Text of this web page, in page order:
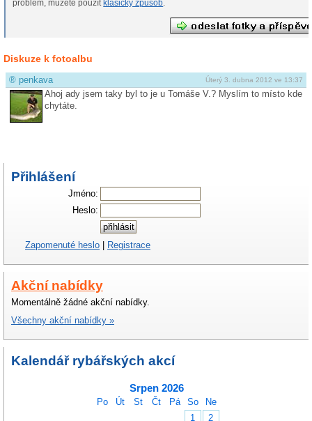
problém, můžete použítklasický způsob.
Diskuze k fotoalbu
Úterý 3. dubna 2012 ve 13:37
® penkava
Ahoj ady jsem taky byl to je u Tomáše V.? Myslím to místo kde
chytáte.
Přihlášení
Jméno:
Heslo:
Zapomenuté heslo Registrace
Akční nabídky
Momentálně žádné akční nabídky.
Všechny akční nabídky »
Kalendář rybářských akcí
Srpen 2026
Po Út St Čt Pá So
Ne
1
2